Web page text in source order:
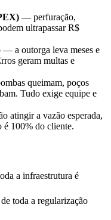
— perfuração,
ultrapassar R$
— a outorga leva meses e
geram multas e
queimam, poços
Tudo exige equipe e
atingir a vazão esperada,
é 100% do cliente.
a infraestrutura é
toda a regularização